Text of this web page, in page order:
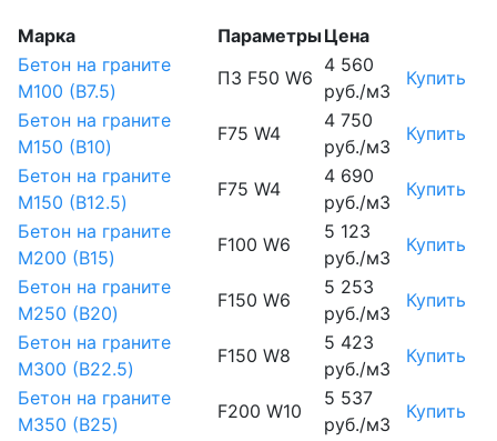
Марка ПараметрыЦена
Бетон на граните
М100 (B7.5)
П3 F50 W6
4 560
руб./м3
Купить
Бетон на граните
М150 (B10)
F75 W4
4 750
руб./м3
Купить
Бетон на граните
М150 (B12.5)
F75 W4
4 690
руб./м3
Купить
Бетон на граните
М200 (B15)
F100 W6
5 123
руб./м3
Купить
Бетон на граните
М250 (B20)
F150 W6
5 253
руб./м3
Купить
Бетон на граните
М300 (B22.5)
F150 W8
5 423
руб./м3
Купить
Бетон на граните
М350 (B25)
F200 W10
5 537
руб./м3
Купить